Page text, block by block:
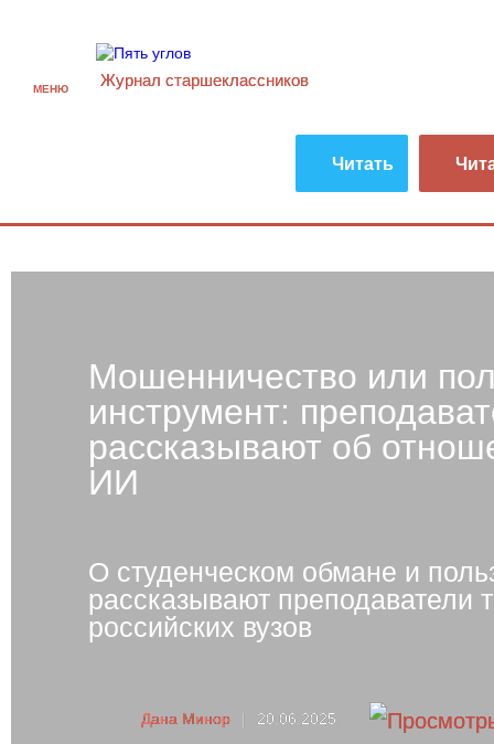
МЕНЮ Журнал старшекласcников
Читать
Мошенничество или
инструмент:
рассказывают об
ИИ
О студенческом обмане и
рассказывают преподаватели
российских вузов
Дана Минор | 20.06.2025